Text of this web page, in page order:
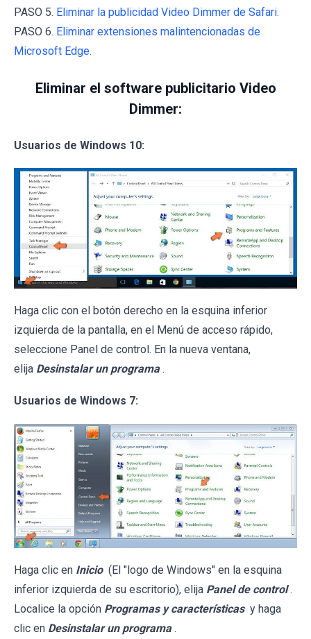
PASO 5. Eliminar la publicidad Video Dimmer de Safari.
PASO 6. Eliminar extensiones malintencionadas de
Microsoft Edge.
Eliminar el software publicitario Video
Dimmer:
Usuarios de Windows 10:
Haga clic con el botón derecho en la esquina inferior
izquierda de la pantalla, en el Menú de acceso rápido,
seleccione Panel de control. En la nueva ventana,
elija Desinstalar un programa .
Usuarios de Windows 7:
Haga clic en Inicio (El "logo de Windows" en la esquina
inferior izquierda de su escritorio), elija Panel de control .
Localice la opción Programas y características y haga
clic en Desinstalar un programa .